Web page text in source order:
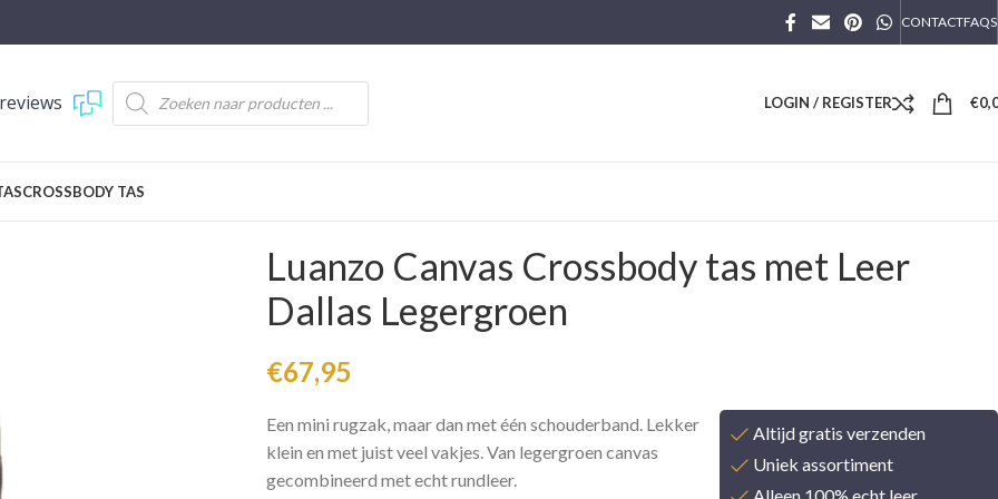
CONTACTFAQS
LOGIN / REGISTER €
CROSSBODY TAS
Luanzo Canvas Crossbody tas met Leer
Dallas Legergroen
€67,95
Een mini rugzak, maar dan met één schouderband. Lekker
klein en met juist veel vakjes. Van legergroen canvas
gecombineerd met echt rundleer.
Altijd gratis verzenden
Uniek assortiment